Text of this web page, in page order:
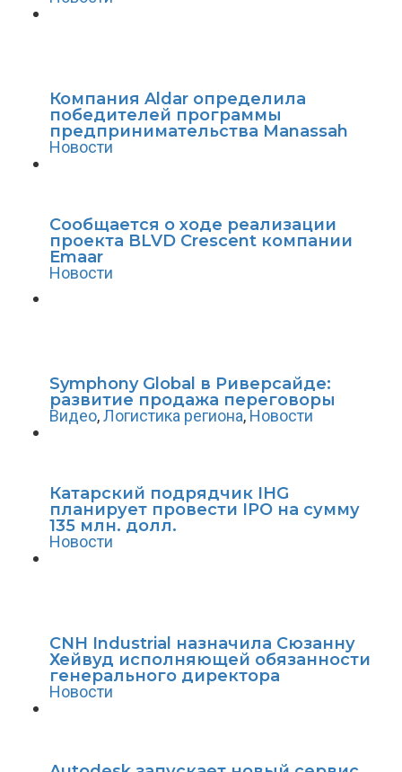
Компания Aldar определила
победителей программы
предпринимательства Manassah
Новости
Сообщается о ходе реализации
проекта BLVD Crescent компании
Emaar
Новости
Symphony Global в Риверсайде:
развитие продажа переговоры
Видео,Логистика региона, Новости
Катарский подрядчик IHG
планирует провести IPO на сумму
135 млн. долл.
Новости
CNH Industrial назначила Сюзанну
Хейвуд исполняющей обязанности
генерального директора
Новости